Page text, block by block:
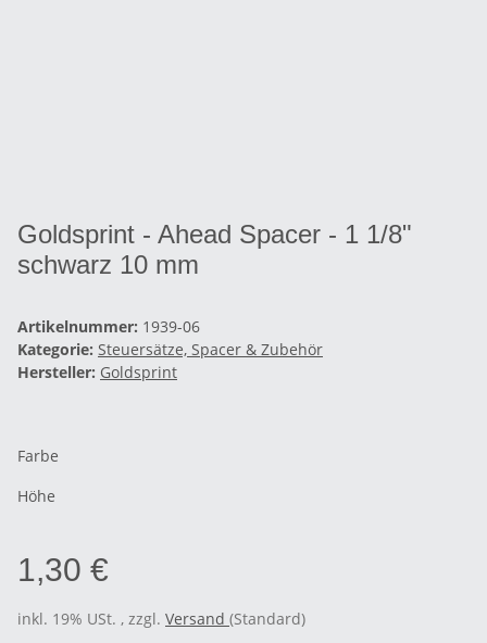
Goldsprint - Ahead Spacer - 1 1/8"
schwarz 10 mm
Artikelnummer: 1939-06
Kategorie: Steuersätze, Spacer & Zubehör
Hersteller: Goldsprint
Farbe
Höhe
1,30 €
inkl. 19% USt. , zzgl. Versand (Standard)